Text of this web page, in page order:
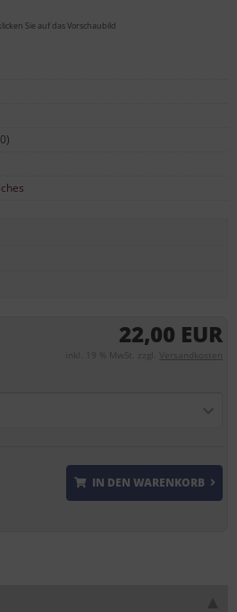
Sie auf das Vorschaubild
22,00 EUR
inkl. 19 % MwSt. zzgl. Versandkosten
IN DEN WARENKORB